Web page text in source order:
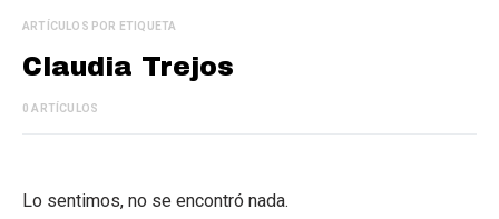
ARTÍCULOS POR ETIQUETA
Claudia Trejos
0 ARTÍCULOS
Lo sentimos, no se encontró nada.